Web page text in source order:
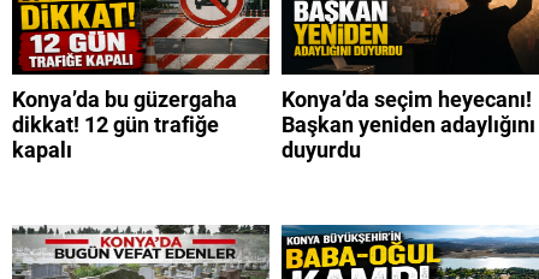
Konya’da bu güzergaha
dikkat! 12 gün trafiğe
kapalı
Konya’da seçim heyecanı!
Başkan yeniden adaylığını
duyurdu